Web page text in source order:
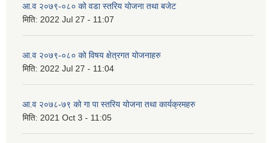
आ.व २०७९-०८० को वडा स्तरिय योजना तथा बजेट
मिति: 2022 Jul 27 - 11:07
आ.व २०७९-०८० को विषय क्षेत्रगत योजनाहरु
मिति: 2022 Jul 27 - 11:04
आ.व २०७८-७९ को गा पा स्तरिय योजना तथा कार्यक्रमहरु
मिति: 2021 Oct 3 - 11:05